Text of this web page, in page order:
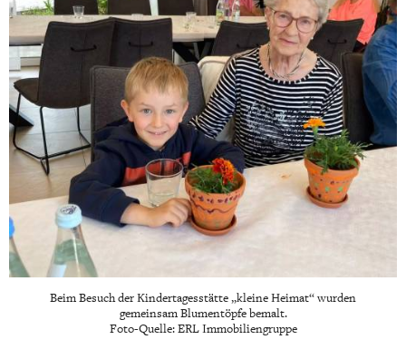
Beim Besuch der Kindertagesstätte „kleine Heimat“ wurden
gemeinsam Blumentöpfe bemalt.
Foto-Quelle: ERL Immobiliengruppe